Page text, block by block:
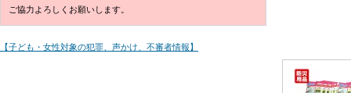
ご協力よろしくお願いします。
【子ども・女性対象の犯罪、声かけ、不審者情報】